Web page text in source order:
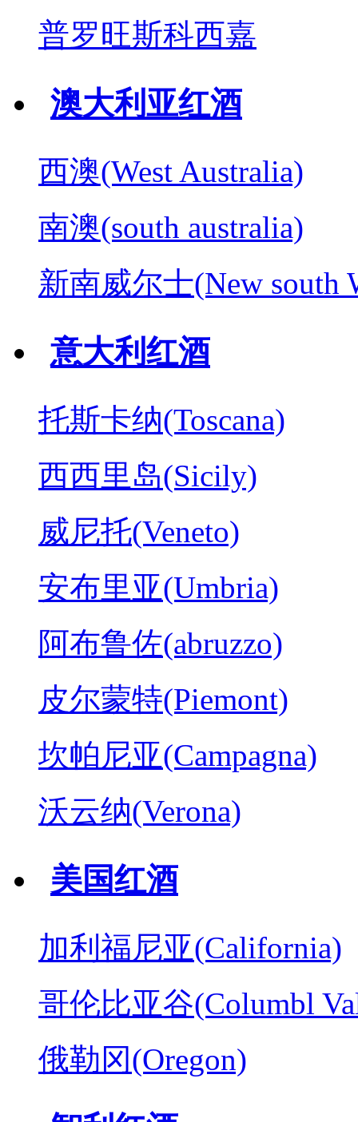
普罗旺斯科西嘉
澳大利亚红酒
西澳(West Australia)
南澳(south australia)
新南威尔士(New south
意大利红酒
托斯卡纳(Toscana)
西西里岛(Sicily)
威尼托(Veneto)
安布里亚(Umbria)
阿布鲁佐(abruzzo)
皮尔蒙特(Piemont)
坎帕尼亚(Campagna)
沃云纳(Verona)
美国红酒
加利福尼亚(California)
哥伦比亚谷(Columbl
俄勒冈(Oregon)